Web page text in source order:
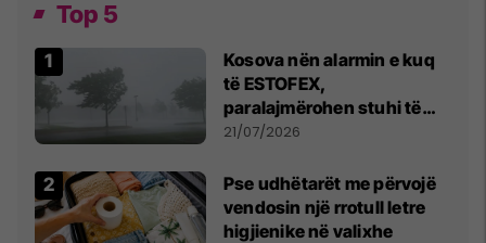
Top 5
Kosova nën alarmin e kuq
të ESTOFEX,
paralajmërohen stuhi të
fuqishme me breshër dhe
21/07/2026
Pse udhëtarët me përvojë
vendosin një rrotull letre
higjienike në valixhe